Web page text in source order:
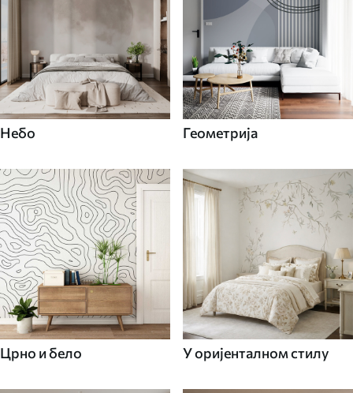
Небо Геометрија
Црно и бело У оријенталном стилу